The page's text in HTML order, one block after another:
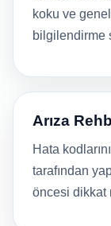
koku ve
bilgilendirme
Arıza
Hata
tarafından
öncesi dikkat